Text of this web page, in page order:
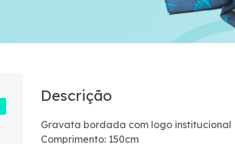
Descrição
Gravata bordada com logo institucional
Comprimento: 150cm